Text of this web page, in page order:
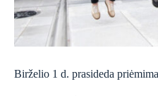
Birželio 1 d. prasideda